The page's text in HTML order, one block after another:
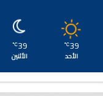
39
℃
الأحد
39
℃
الأثنين